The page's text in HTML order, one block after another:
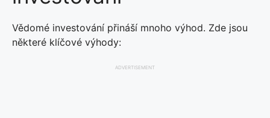
Vědomé investování přináší mnoho výhod. Zde jsou
některé klíčové výhody:
ADVERTISEMENT